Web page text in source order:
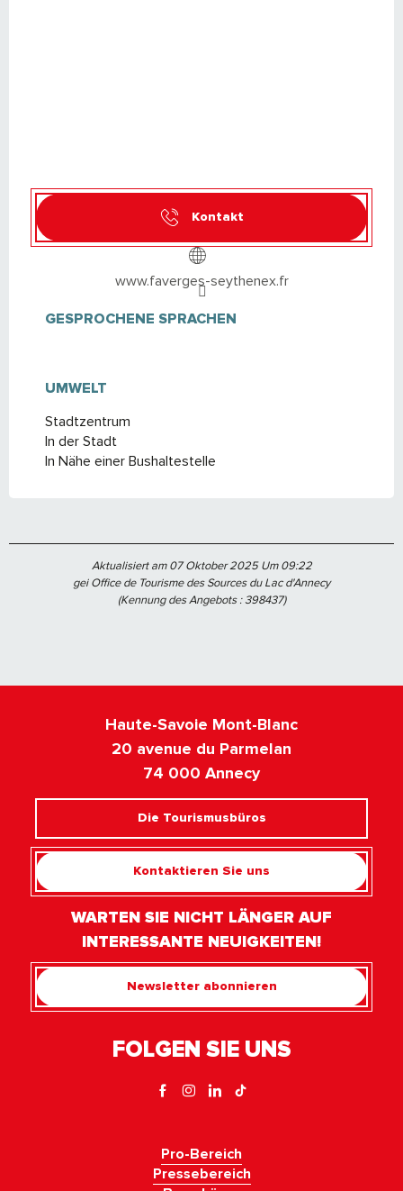
Kontakt
www.faverges-seythenex.fr
GESPROCHENE SPRACHEN
GESPROCHENE SPRACHEN
UMWELT
UMWELT
Stadtzentrum
In der Stadt
In Nähe einer Bushaltestelle
Aktualisiert am 07 Oktober 2025 Um 09:22
gei Office de Tourisme des Sources du Lac d'Annecy
(Kennung des Angebots :398437)
Haute-Savoie Mont-Blanc
20 avenue du Parmelan
74 000 Annecy
Die Tourismusbüros
Kontaktieren Sie uns
WARTEN SIE NICHT LÄNGER AUF
INTERESSANTE NEUIGKEITEN!
Newsletter abonnieren
FOLGEN SIE UNS
Pro-Bereich
Pressebereich